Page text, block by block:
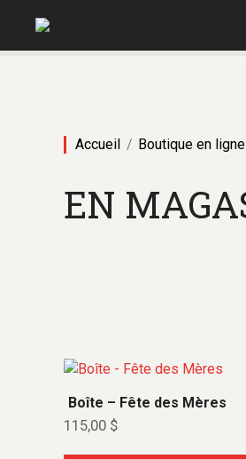
Accueil Boutique en ligne
EN
Boîte – Fête des Mères
115,00 $